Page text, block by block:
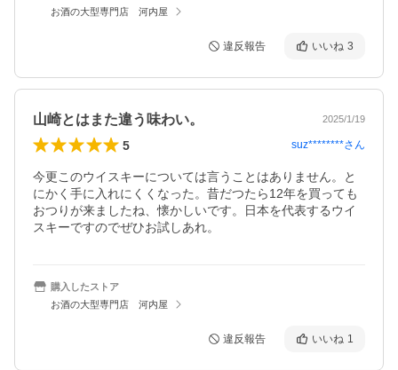
お酒の大型専門店 河内屋
違反報告 いいね 3
山崎とはまた違う味わい。 2025/1/19
5 suz********さん
今更このウイスキーについては言うことはありません。と
にかく手に入れにくくなった。昔だつたら12年を買っても
おつりが来ましたね、懐かしいです。日本を代表するウイ
スキーですのでぜひお試しあれ。
購入したストア
お酒の大型専門店 河内屋
違反報告 いいね 1